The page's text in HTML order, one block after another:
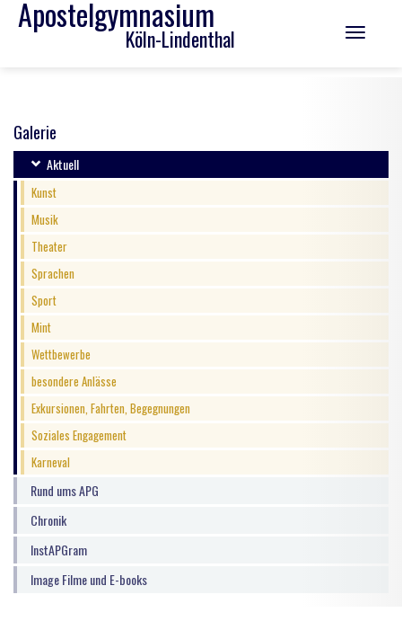
Apostelgymnasium
Köln-Lindenthal
Toggle
Galerie
Aktuell
Kunst
Musik
Theater
Sprachen
Sport
Mint
Wettbewerbe
besondere Anlässe
Exkursionen, Fahrten, Begegnungen
Soziales Engagement
Karneval
Rund ums APG
Chronik
InstAPGram
Image Filme und E-books